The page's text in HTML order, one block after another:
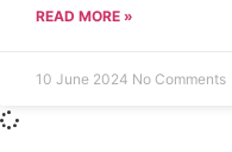
READ MORE »
10 June 2024 No Comments